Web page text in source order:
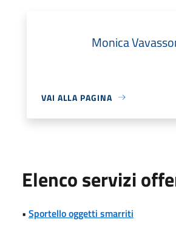
Monica
VAI ALLA PAGINA
Elenco servizi
• Sportello oggetti smarriti